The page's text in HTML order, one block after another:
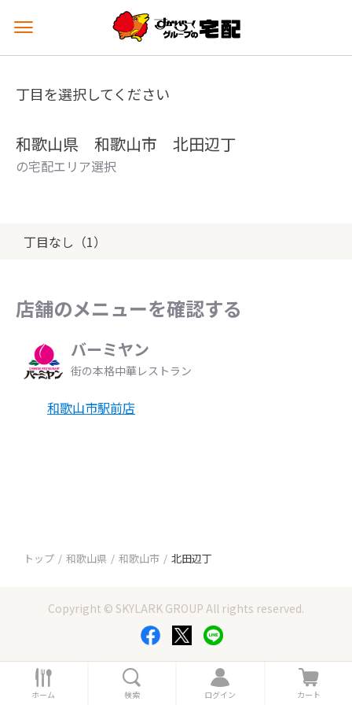
メ
ュ
を
丁目を選択してください
和歌山県 和歌山市 北田辺丁
の宅配エリア選択
丁目なし（1）
店舗のメニューを確認する
バーミヤン
街の本格中華レストラン
和歌山市駅前店
トップ 和歌山県 和歌山市 北田辺丁
Copyright © SKYLARK GROUP All rights reserved.
ホ
ー
ホーム 索
検索
ロ
グ
ログイン
カ
ー
カート